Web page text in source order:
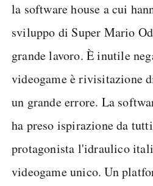
la software house a cui
sviluppo di Super Mario
grande lavoro. È inutile
videogame è rivisitazione
un grande errore. La
ha preso ispirazione da
protagonista l'idraulico
videogame unico. Un